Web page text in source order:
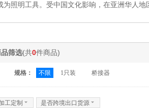
照明工具。受中国文化影响，在亚洲华人
筛选(共0件商品)
规格： 不限 1只装 桥接器
工定制 6 是否跨境出口货源 6